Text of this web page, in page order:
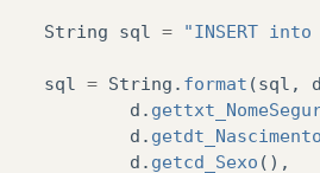
String sql = "INSERT
sql = String . format (sql , d
d .
d . getdt_Nascimento
d . getcd_Sexo (),